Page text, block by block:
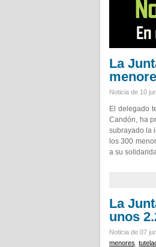
La
Noticia de 10
El delegado
Candón, ha
subrayado la
los 300
a su
La
unos
Noticia de 07
menores